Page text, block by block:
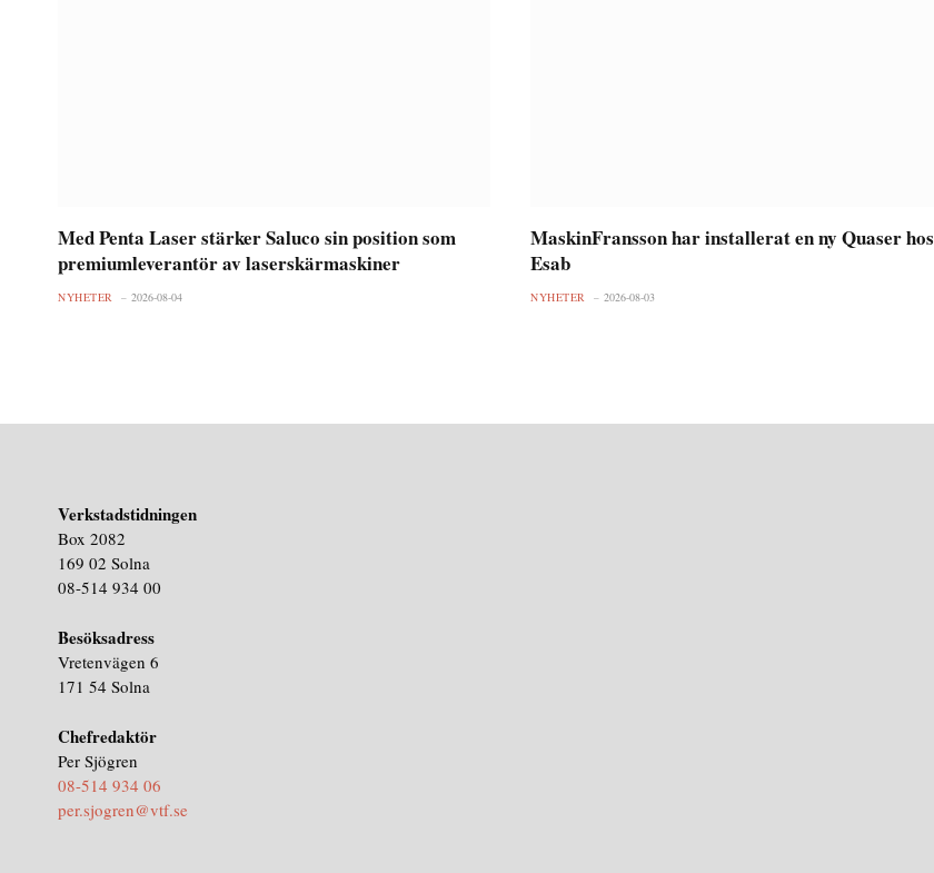
Med Penta Laser stärker Saluco sin position som
premiumleverantör av laserskärmaskiner
NYHETER 2026-08-04
MaskinFransson har installerat en ny Quaser hos
Esab
NYHETER 2026-08-03
Verkstadstidningen
Box 2082
169 02 Solna
08-514 934 00
Besöksadress
Vretenvägen 6
171 54 Solna
Chefredaktör
Per Sjögren
08-514 934 06
per.sjogren@vtf.se